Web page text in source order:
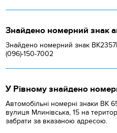
Знайдено номерний знак
Знайдено номерний знак
(096)-150-7002
У Рівному знайдено
Автомобільні номерні знаки BK
вулиця Млинівська, 15 на
забрати за вказаною адресою.